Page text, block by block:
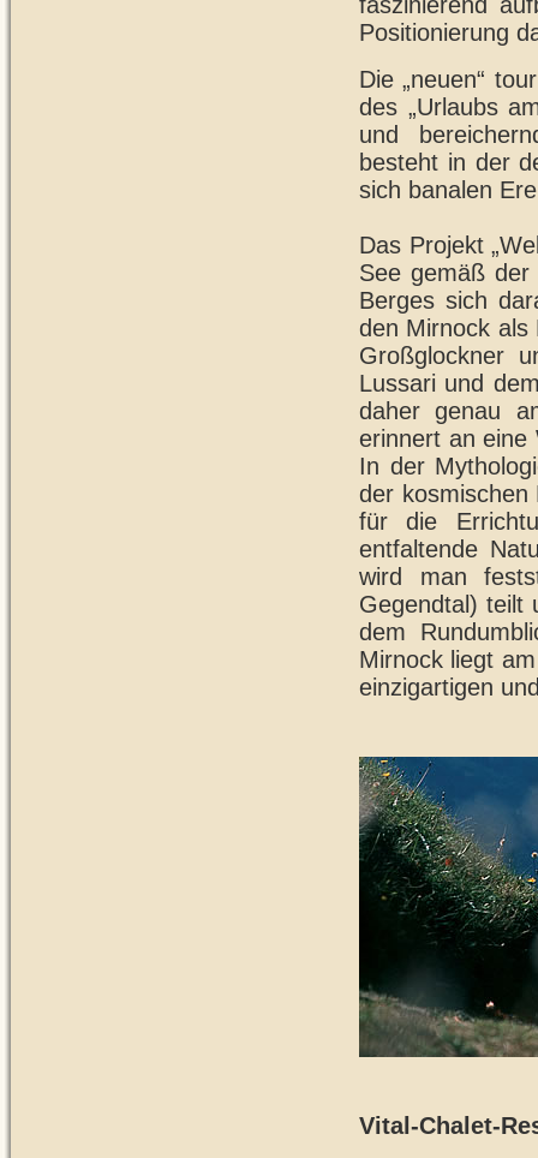
faszinierend
Positionierung
Die „neuen“
des „Urlaubs
und
besteht in der
sich banalen
Das Projekt
See gemäß der
Berges sich
den Mirnock als
Großglockner
Lussari und
daher genau
erinnert an eine
In der
der kosmischen
für die
entfaltende
wird man
Gegendtal) teilt
dem
Mirnock liegt
einzigartigen
Vital-Chalet-